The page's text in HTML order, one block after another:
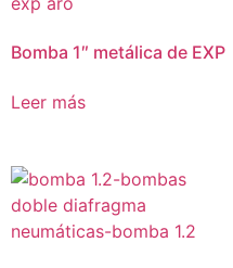
Bomba 1″ metálica de EXP
Leer más